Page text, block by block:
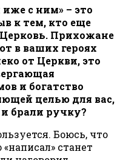
с ним» – это
к тем, кто еще
Церковь. Прихожане
в ваших героях
от Церкви, это
и богатство
целью для вас,
брали ручку?
Боюсь, что
станет